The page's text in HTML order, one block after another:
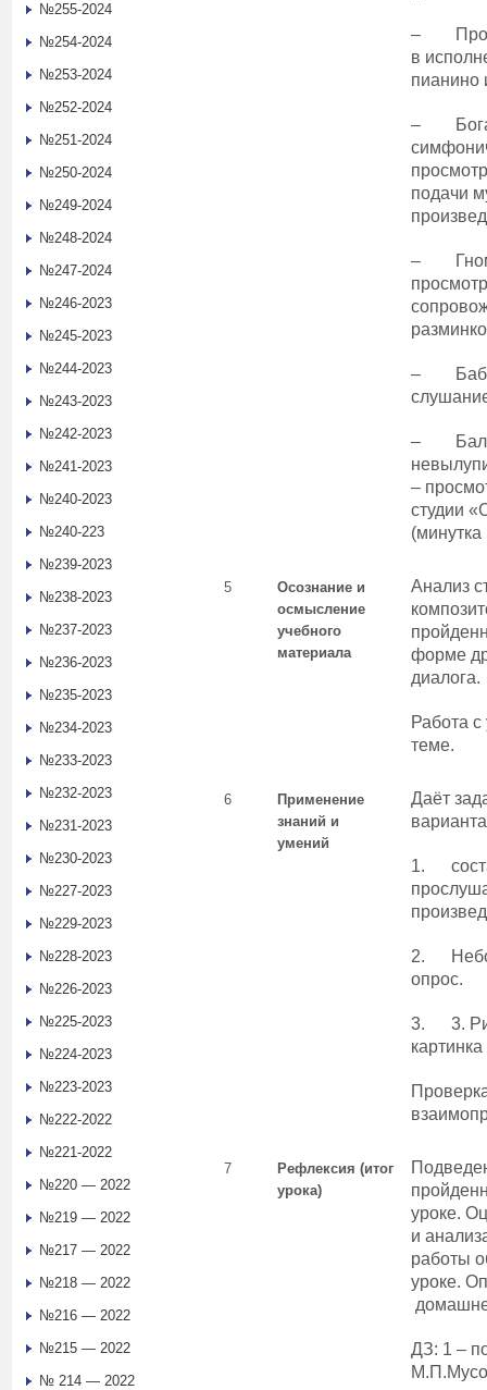
–
в
пианино
–
подачи
–
– Баба-
–
–
студии
5
Осознание и
осмысление
учебного
материала
Анализ
форме
диалога.
Работа
теме.
6
Применение
знаний и
умений
Даёт
1.
2.
опрос.
3. 3.
7
Рефлексия (итог
урока)
уроке.
и
работы
уроке.
ДЗ: 1 –
№255-2024
№254-2024
№253-2024
№252-2024
№251-2024
№250-2024
№249-2024
№248-2024
№247-2024
№246-2023
№245-2023
№244-2023
№243-2023
№242-2023
№241-2023
№240-2023
№240-223
№239-2023
№238-2023
№237-2023
№236-2023
№235-2023
№234-2023
№233-2023
№232-2023
№231-2023
№230-2023
№227-2023
№229-2023
№228-2023
№226-2023
№225-2023
№224-2023
№223-2023
№222-2022
№221-2022
№220 — 2022
№219 — 2022
№217 — 2022
№218 — 2022
№216 — 2022
№215 — 2022
№ 214 — 2022